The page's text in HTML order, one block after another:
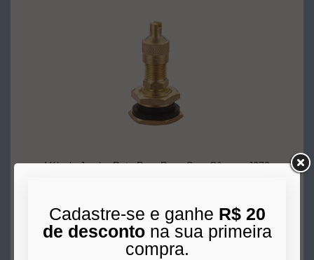
Válvula Jumbo Reta Para Pneu Sem Câmara J670
Indisponível
Cadastre-se e ganhe R$ 20
de descontona sua primeira
compra.